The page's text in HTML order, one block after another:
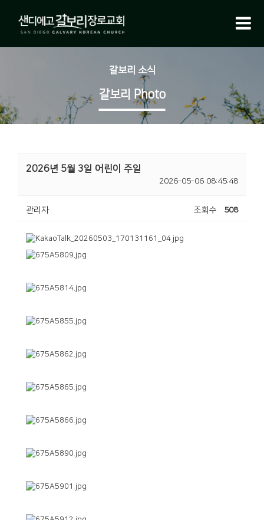
갈보리 소식
갈보리 Photo
2026년 5월 3일 어린이 주일
2026-05-06 08:45:48
관리자 조회수 508